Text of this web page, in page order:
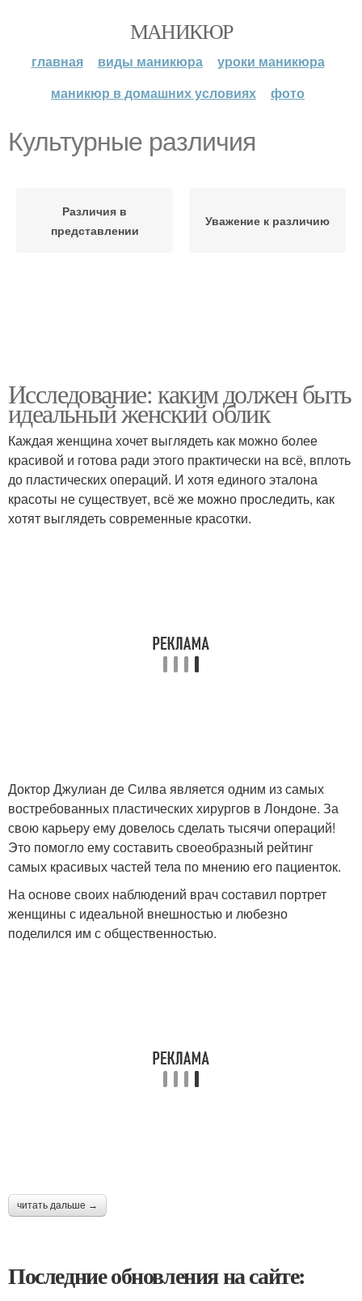
МАНИКЮР
главная виды маникюра
уроки маникюра
маникюр в домашних условиях
фото
Культурные различия
Различия в
представлении
Уважение к различию
Исследование: каким должен быть
идеальный женский облик
Каждая женщина хочет выглядеть как можно более
красивой и готова ради этого практически на всё, вплоть
до пластических операций. И хотя единого эталона
красоты не существует, всё же можно проследить, как
хотят выглядеть современные красотки.
Доктор Джулиан де Силва является одним из самых
востребованных пластических хирургов в Лондоне. За
свою карьеру ему довелось сделать тысячи операций!
Это помогло ему составить своеобразный рейтинг
самых красивых частей тела по мнению его пациенток.
На основе своих наблюдений врач составил портрет
женщины с идеальной внешностью и любезно
поделился им с общественностью.
читать дальше →
Последние обновления на сайте: